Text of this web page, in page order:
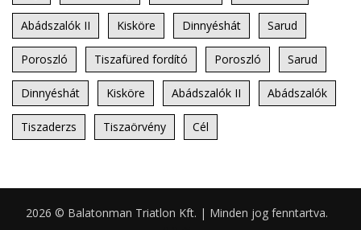
Abádszalók II Kisköre Dinnyéshát Sarud
Poroszló Tiszafüred fordító Poroszló Sarud
Dinnyéshát Kisköre Abádszalók II Abádszalók
Tiszaderzs Tiszaörvény Cél
2026 © Balatonman Triatlon Kft. | Minden jog fenntartva.